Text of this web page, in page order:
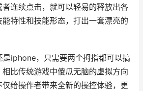
连续点击，就可以轻易的释放出各
特性和技能形态，打出一套漂亮的
iphone，只需要两个拇指都可以搞
比传统游戏中傻瓜无脑的虚拟方向
给操作者带来全新的操控体验，更